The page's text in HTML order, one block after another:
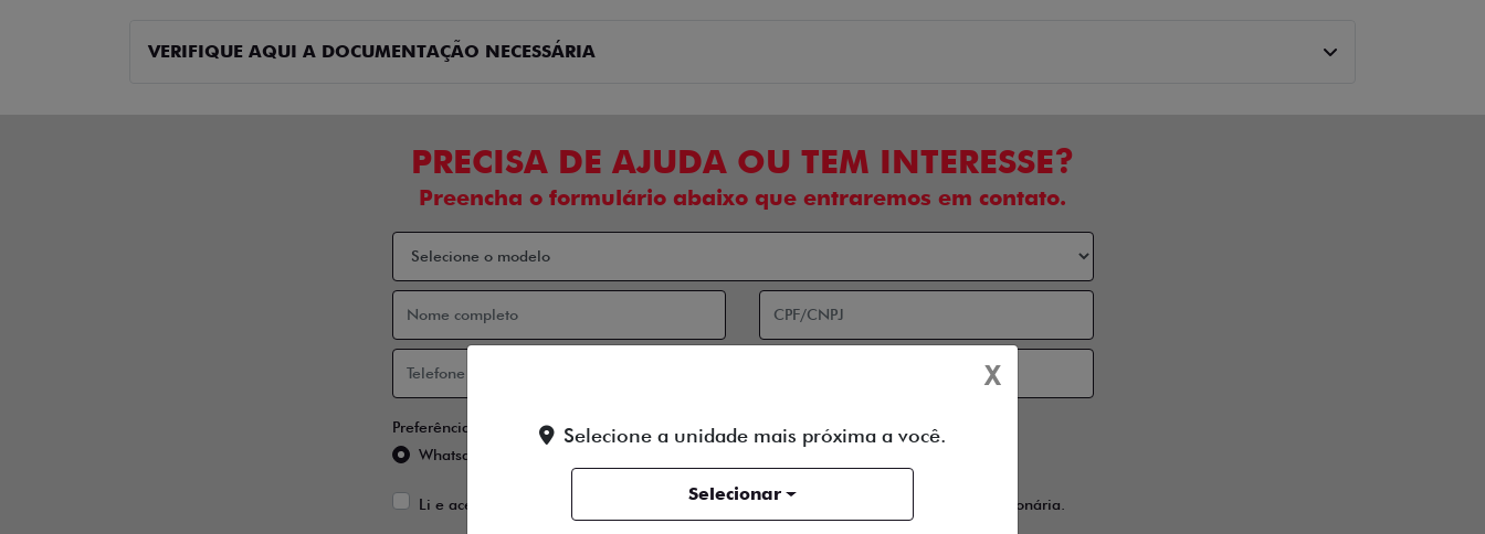
VERIFIQUE AQUI A DOCUMENTAÇÃO NECESSÁRIA
PRECISA DE AJUDA OU TEM INTERESSE?
Preencha o formulário abaixo que entraremos em contato.
Preferência de contato:
Whatsapp
Li e aceito a e concordo em receber comunicações da concessionária.
X
Selecione a unidade mais próxima a você.
Selecionar